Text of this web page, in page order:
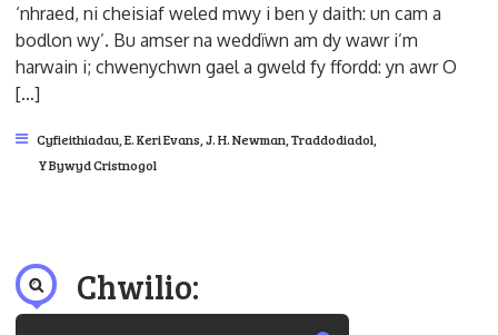
‘nhraed, ni cheisiaf weled mwy i ben y daith: un cam a
bodlon wy’. Bu amser na weddïwn am dy wawr i’m
harwain i; chwenychwn gael a gweld fy ffordd: yn awr O
[…]
Cyfieithiadau E. Keri Evans J. H. Newman Traddodiadol
Y Bywyd Cristnogol
Chwilio: